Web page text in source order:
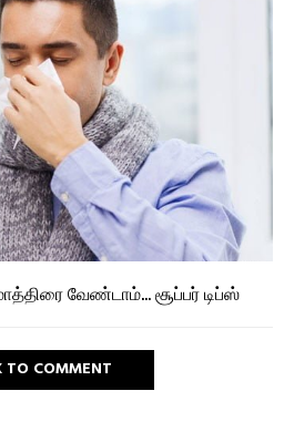
வேண்டாம்… சூப்பர் டிப்ஸ்
TO COMMENT